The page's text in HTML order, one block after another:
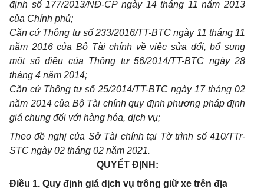
định số 177/2013/NĐ-CP ngày 14 tháng 11 năm 2013
của Chính phủ;
Căn cứ Thông tư số 233/2016/TT-BTC ngày 11 tháng 11
năm 2016 của Bộ Tài chính về việc sửa đổi, bổ sung
một số điều của Thông tư 56/2014/TT-BTC ngày 28
tháng 4 năm 2014;
Căn cứ Thông tư số 25/2014/TT-BTC ngày 17 tháng 02
năm 2014 của Bộ Tài chính quy định phương pháp định
giá chung đối với hàng hóa, dịch vụ;
Theo đề nghị của Sở Tài chính tại Tờ trình số 410/TTr-
STC ngày 02 tháng 02 năm 2021.
QUYẾT ĐỊNH:
Điều 1. Quy định giá dịch vụ trông giữ xe trên địa